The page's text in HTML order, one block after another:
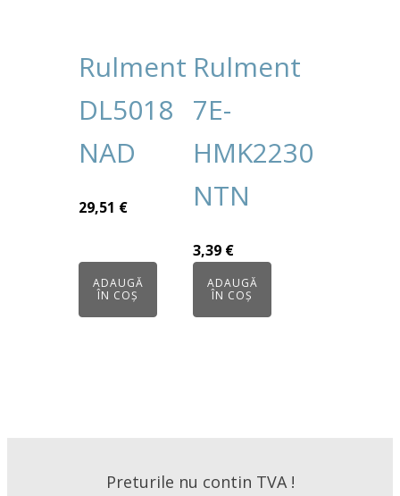
Rulment
DL5018
NAD
29,51 €
ADAUGĂ
ÎN COȘ
Rulment
7E-
HMK2230
NTN
3,39 €
ADAUGĂ
ÎN COȘ
Preturile nu contin TVA !